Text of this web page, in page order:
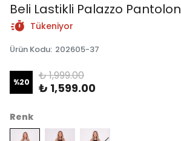
Beli Lastikli Palazzo Pantolon
Tükeniyor
Ürün Kodu: 202605-37
%20 ₺ 1,999.00
₺ 1,599.00
Renk